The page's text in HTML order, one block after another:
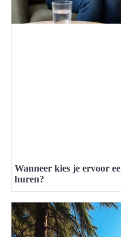
Wanneer kies je ervoor
huren?